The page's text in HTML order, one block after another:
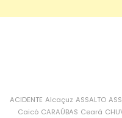
ACIDENTE Alcaçuz ASSALTO
Caicó CARAÚBAS Ceará